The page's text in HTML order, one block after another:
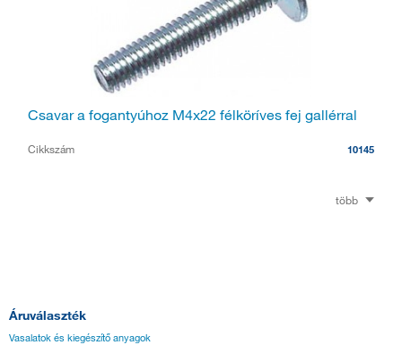
Csavar a fogantyúhoz M4x22 félköríves fej gallérral
Cikkszám 10145
több
Áruválaszték
Vasalatok és kiegészítő anyagok